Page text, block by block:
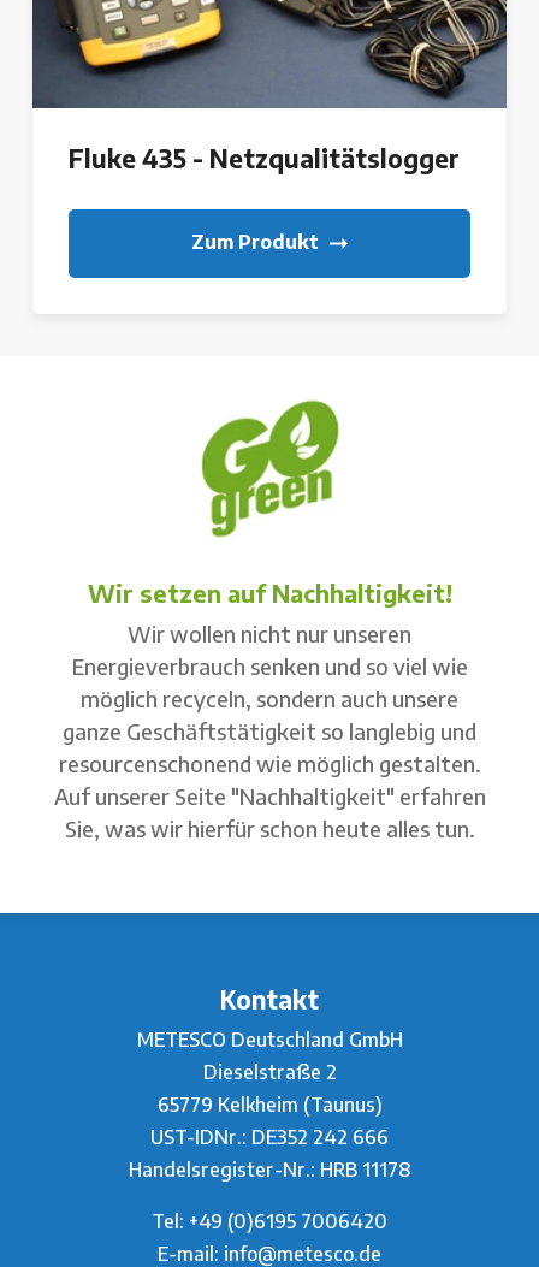
Fluke 435 - Netzqualitätslogger
Zum Produkt
Wir setzen auf Nachhaltigkeit!
Wir wollen nicht nur unseren
Energieverbrauch senken und so viel wie
möglich recyceln, sondern auch unsere
ganze Geschäftstätigkeit so langlebig und
resourcenschonend wie möglich gestalten.
Auf unserer Seite "Nachhaltigkeit" erfahren
Sie, was wir hierfür schon heute alles tun.
Kontakt
METESCO Deutschland GmbH
Dieselstraße 2
65779 Kelkheim (Taunus)
UST-IDNr.: DE352 242 666
Handelsregister-Nr.: HRB 11178
Tel: +49 (0)6195 7006420
E-mail: info@metesco.de